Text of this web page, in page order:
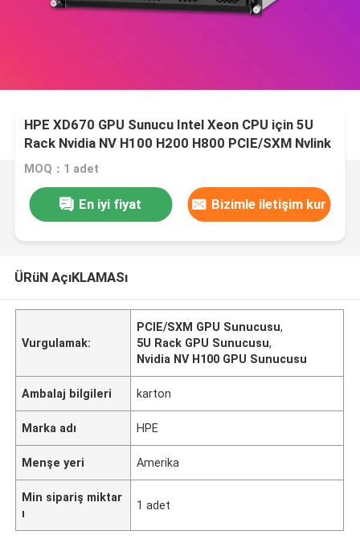
HPE XD670 GPU Sunucu Intel Xeon CPU için 5U
Rack Nvidia NV H100 H200 H800 PCIE/SXM Nvlink
AI Süper Bilgisayar Davası
MOQ：1 adet
En iyi fiyat Bizimle iletişim kur
ÜRüN AçıKLAMASı
Vurgulamak:
PCIE/SXM GPU Sunucusu,
5U Rack GPU Sunucusu,
Nvidia NV H100 GPU Sunucusu
Ambalaj bilgileri karton
Marka adı HPE
Menşe yeri Amerika
Min sipariş miktar
ı
1 adet